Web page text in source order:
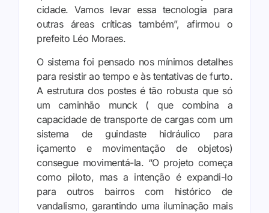
cidade. Vamos levar essa tecnologia para
outras áreas críticas também”, afirmou o
prefeito Léo Moraes.
O sistema foi pensado nos mínimos detalhes
para resistir ao tempo e às tentativas de furto.
A estrutura dos postes é tão robusta que só
um caminhão munck ( que combina a
capacidade de transporte de cargas com um
sistema de guindaste hidráulico para
içamento e movimentação de objetos)
consegue movimentá-la. “O projeto começa
como piloto, mas a intenção é expandi-lo
para outros bairros com histórico de
vandalismo, garantindo uma iluminação mais